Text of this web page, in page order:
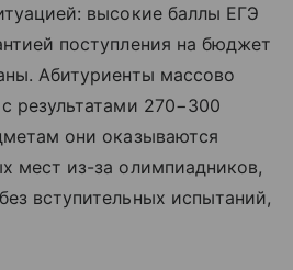
высокие баллы ЕГЭ
поступления на бюджет
Абитуриенты массово
результатами 270−300
они оказываются
мест из-за олимпиадников,
вступительных испытаний,